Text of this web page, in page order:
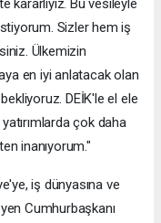
Bu vesileyle
Sizler hem iş
Ülkemizin
en iyi anlatacak olan
DEİK'le el ele
çok daha
inanıyorum."
iş dünyasına ve
Cumhurbaşkanı